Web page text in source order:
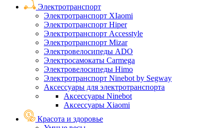
Электротранспорт
Электротранспорт XIaomi
Электротранспорт Hiper
Электротранспорт Accesstyle
Электротранспорт Mizar
Электровелосипеды ADO
Электросамокаты Carmega
Электровелосипеды Himo
Электротранспорт Ninebot by Segway
Аксессуары для электротранспорта
Аксессуары Ninebot
Аксессуары Xiaomi
Красота и здоровье